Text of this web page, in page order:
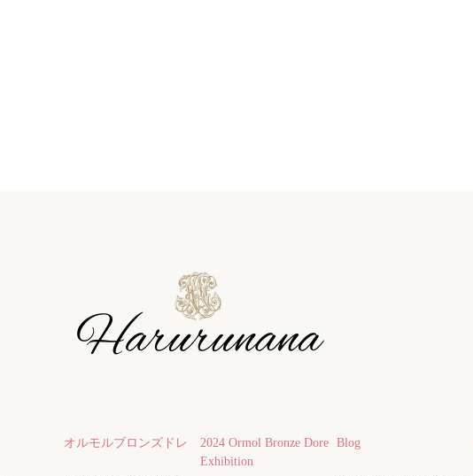
オルモルブロンズドレ
2024 Ormol Bronze Dore
Exhibition
Blog